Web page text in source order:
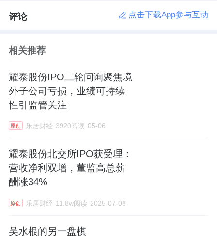
评论 点击下载App参与互动
相关推荐
耀泰股份IPO二轮问询聚焦境
外子公司亏损，业绩可持续
性引监管关注
原创 乐居财经 3920阅读 05-06
耀泰股份北交所IPO获受理：
营收净利双增，董监高总薪
酬涨34%
原创 乐居财经 11.8w阅读 2025-07-08
吴水根的另一盘棋